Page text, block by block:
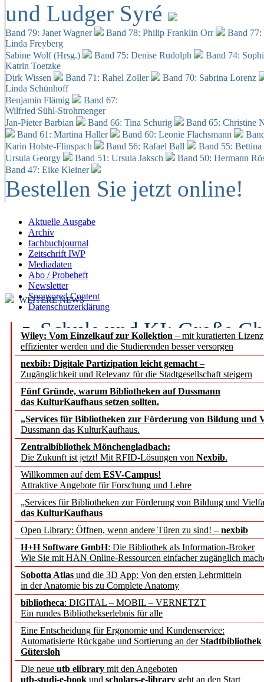
und Ludger Syré
Band 79: Janet Wagner Band 78: Philip Franklin Orr
Band
Linda Freyberg
Sabine Wolf (Hrsg.)
Band 75: Denise Rudolph
Band 74:
Katrin Toetzke
Dirk Wissen
Band 71: Rahel Zoller
Band 70: Sabrina Lorenz
Linda Schünhoff
Benjamin Flämig
Band 67:
Wilfried Sühl-Strohmenger
Jan-Pieter Barbian
Band 66: Tina Schurig
Band 65: Christine
Band 61: Martina Haller
Band 60: Leonie Flachsmann
Karin Holste-Flinspach
Band 56: Rafael Ball
Band 55:
Ursula Georgy
Band 51: Ursula Jaksch Band 50: Hermann
Band 47: Eike Kleiner
Bestellen Sie jetzt online!
Aktuelle Ausgabe
Archiv
fachbuchjournal
Zeitschrift IWP
Mediadaten
Abo / Probeheft
Newsletter
Sponsored Content
Datenschutzerklärung
Wiley: Vom Einzelkauf zur Kollektion – mit kuratierten
effizienter werden und die Studierenden besser versorgen
nexbib: Digitale Partizipation leicht gemacht –
Zugänglichkeit und Relevanz für die Stadtgesellschaft steigern
Fünf Gründe, warum Bibliotheken auf Dussmann
das KulturKaufhaus setzen sollten.
„Services für Bibliotheken zur Förderung von Bildung und
Dussmann das KulturKaufhaus.
Zentralbibliothek Mönchengladbach:
Die Zukunft ist jetzt! Mit RFID-Lösungen von Nexbib.
Willkommen auf dem ESV-Campus!
Attraktive Angebote für Forschung und Lehre
„Services für Bibliotheken zur Förderung von Bildung und
das KulturKaufhaus
Open Library: Öffnen, wenn andere Türen zu sind! – nexbib
H+H Software GmbH: Die Bibliothek als Information-Broker
Wie Sie mit HAN Online-Ressourcen einfacher zugänglich
Sobotta Atlas und die 3D App: Von den ersten Lehrmitteln
in der Anatomie bis zu Complete Anatomy
bibliotheca: DIGITAL – MOBIL – VERNETZT
Ein rundes Bibliothekserlebnis für alle
Eine Entscheidung für Ergonomie und Kundenservice:
Automatisierte Rückgabe und Sortierung an derStadtbibliothek
Gütersloh
Die neue utb elibrary mit den Angeboten
utb-studi-e-book und scholars-e-library geht an den Start
WEITERE NEWS
Schule und KI: Große
Voraussetzungen
Erfolgreiches erstes
Segment Research –
angepasst
konstruktiv!
Mohr Siebeck
und die Zeitschrift für
Francke Attempto
EBSCO Information
Recherchefunktionen in
Sorbisches Institut neu
Geschichte und